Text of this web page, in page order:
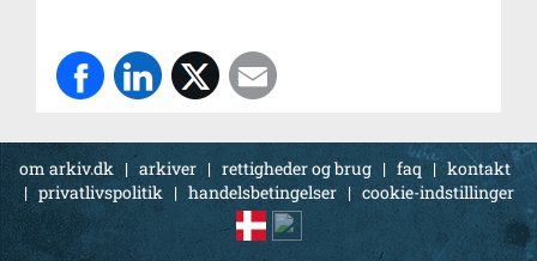
om arkiv.dk | arkiver | rettigheder og brug | faq | kontakt
|privatlivspolitik | handelsbetingelser | cookie-indstillinger